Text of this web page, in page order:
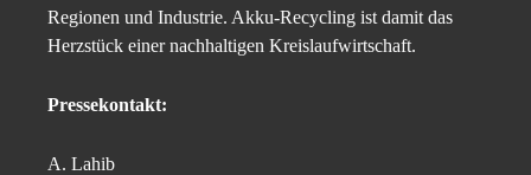
Regionen und Industrie. Akku-Recycling ist damit das
Herzstück einer nachhaltigen Kreislaufwirtschaft.
Pressekontakt:
A. Lahib